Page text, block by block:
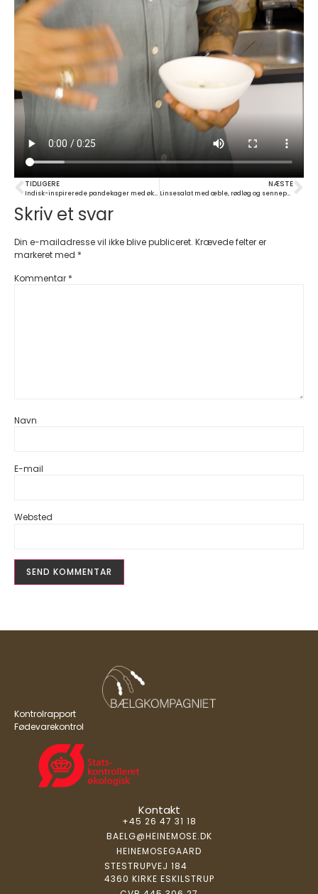
TIDLIGERE
Indisk-inspirerede pandekager med økologisk ærtemel
NÆSTE
Linsesalat med æble, rødløg og sennepsvinaigrette
Skriv et svar
Din e-mailadresse vil ikke blive publiceret. Krævede felter er
markeret med *
Kommentar *
Navn
E-mail
Websted
Kontrolrapport
Fødevarekontrol
Kontakt
+45 26 47 31 18
BAELG@HEINEMOSE.DK
HEINEMOSEGAARD
STESTRUPVEJ 184
4360 KIRKE ESKILSTRUP